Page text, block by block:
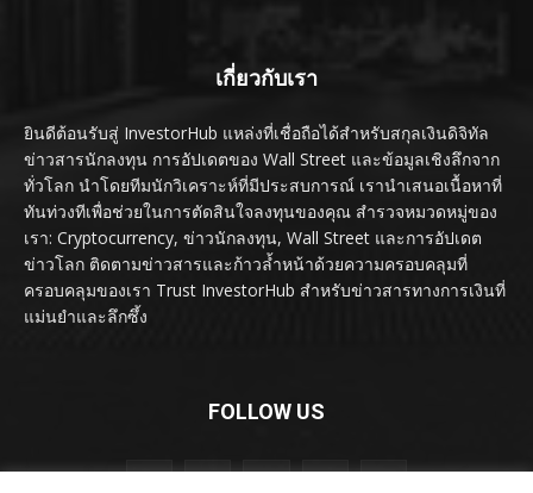
เกี่ยวกับเรา
ยินดีต้อนรับสู่ InvestorHub แหล่งที่เชื่อถือได้สำหรับสกุลเงินดิจิทัล
ข่าวสารนักลงทุน การอัปเดตของ Wall Street และข้อมูลเชิงลึกจาก
ทั่วโลก นำโดยทีมนักวิเคราะห์ที่มีประสบการณ์ เรานำเสนอเนื้อหาที่
ทันท่วงทีเพื่อช่วยในการตัดสินใจลงทุนของคุณ สำรวจหมวดหมู่ของ
เรา: Cryptocurrency, ข่าวนักลงทุน, Wall Street และการอัปเดต
ข่าวโลก ติดตามข่าวสารและก้าวล้ำหน้าด้วยความครอบคลุมที่
ครอบคลุมของเรา Trust InvestorHub สำหรับข่าวสารทางการเงินที่
แม่นยำและลึกซึ้ง
FOLLOW US